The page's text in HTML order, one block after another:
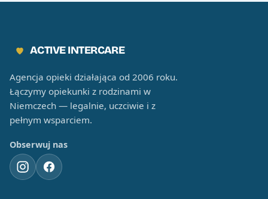
ACTIVE INTERCARE
Agencja opieki działająca od 2006 roku.
Łączymy opiekunki z rodzinami w
Niemczech — legalnie, uczciwie i z
pełnym wsparciem.
Obserwuj nas